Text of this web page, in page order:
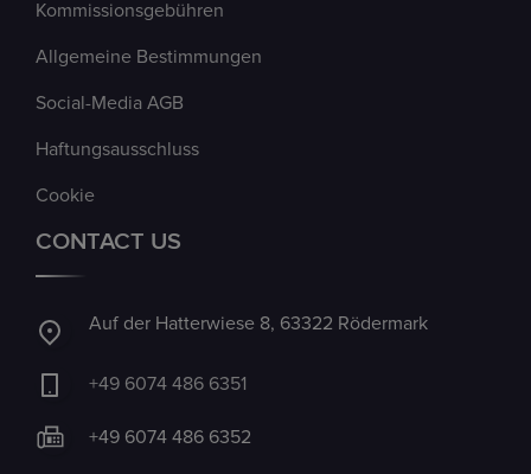
Kommissionsgebühren
Allgemeine Bestimmungen
Social-Media AGB
Haftungsausschluss
Cookie
CONTACT US
Auf der Hatterwiese 8, 63322 Rödermark
+49 6074 486 6351
+49 6074 486 6352